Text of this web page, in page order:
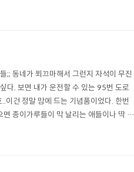
보인다.
;; 동네가 쬐끄마해서 그런지 자석이 무진
다. 보면 내가 운전할 수 있는 95번 도로
건 정말 맘에 드는 기념품이었다. 한번
종이가루들이 막 날리는 애들이나 딱 좋
른이 되기 싫은 '피터팬' 컴플렉스가 심